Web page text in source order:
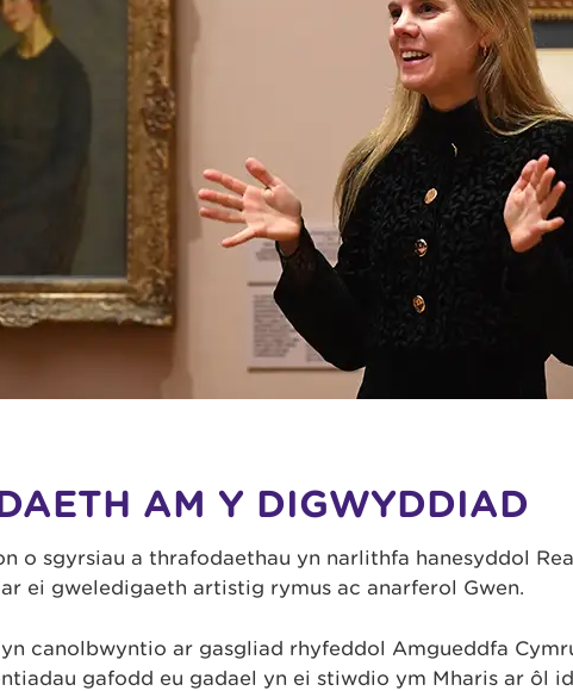
AM Y DIGWYDDIAD
o sgyrsiau a thrafodaethau yn narlithfa hanesyddol
ei gweledigaeth artistig rymus ac anarferol Gwen.
canolbwyntio ar gasgliad rhyfeddol Amgueddfa
gafodd eu gadael yn ei stiwdio ym Mharis ar ôl